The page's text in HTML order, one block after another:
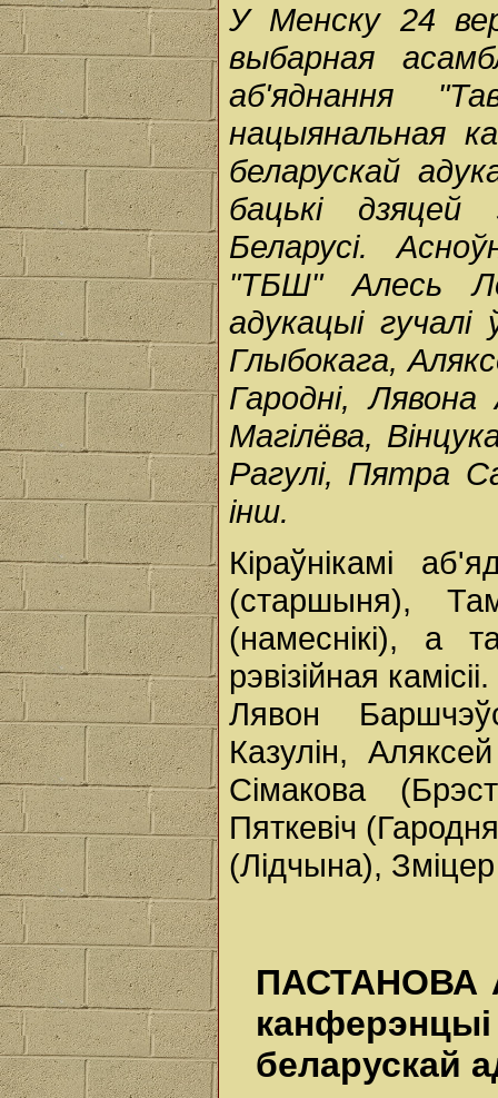
У Менску 24
выбарная
аб'яднання
нацыянальная
беларускай
бацькі
Беларусі.
"ТБШ" Алесь
адукацыі
Глыбокага,
Гародні,
Магілёва,
Рагулі, Пятра
інш.
Кіраўнікамі
(старшыня),
(намеснікі), а
рэвізійная
Лявон
Казулін,
Сімакова
Пяткевіч
(Лідчына),
ПАСТАНОВА
беларускай